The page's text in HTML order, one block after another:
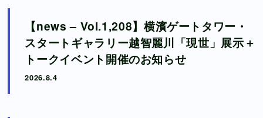
Atopic Site
Column
Archive
Blog
【news – Vol.1,208】横濱ゲートタワー・
スタートギャラリー越智麗川「現世」展示＋
トークイベント開催のお知らせ
2026.8.4